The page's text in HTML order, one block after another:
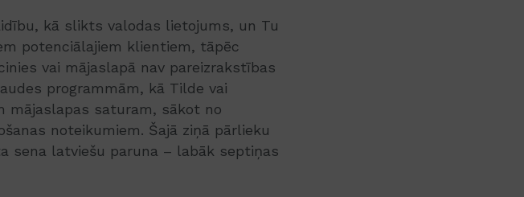
kā slikts valodas lietojums, un Tu
potenciālajiem klientiem, tāpēc
vai mājaslapā nav pareizrakstības
programmām, kā Tilde vai
mājaslapas saturam, sākot no
noteikumiem. Šajā ziņā pārlieku
sena latviešu paruna – labāk septiņas